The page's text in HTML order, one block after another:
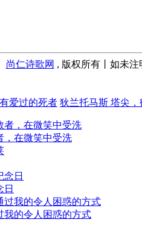
尚仁诗歌网 , 版权所有丨如未注
爱过的死者 狄兰托马斯 塔尖，
，在微笑中受洗
日
我的令人困惑的方式